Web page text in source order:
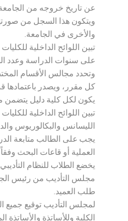
عن تاريخ خروجه من
ويتكون هذا السجل من
والأخرى في الجامعة.
تبين اللوائح الداخلية
على سنوات الدراسة وعدد
وتحدد مجالس الأقسام
كل مقرر، ويصدر باعتمادها
يكون لكل كلية دليل يتضمن
تبين اللوائح الداخلية
الليسانس والبكالوريوس
يجب على الطالب متابعة
العملية أو قاعات البحث وفقاً
يخضع الطلاب للنظام
مجلس التأديب من رئيس
طلب العميد.
لمجلس التأديب توقيع جميع
الكلية وللأساتذة